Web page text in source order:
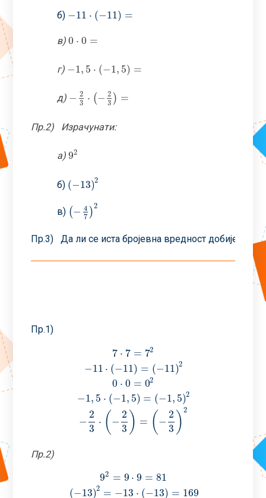
б) −11 ⋅ (−11) =
−11⋅ (−11)=
в)0 ⋅ 0 =
0 ⋅0=
г) −1, 5 ⋅ (−1, 5) =
−1,5 ⋅( − 1,5)=
д) − 2
3
⋅ (− 2
3 ) =
−23 ⋅( −23)=
Пр.2) Израчунати:
а)92
92
б) (−13)2
(−13)2
в) (− 4
7 )2
( −4 7) 2
Пр.3) Да ли се иста бројевна вредност добије за −
−4
Пр.1)
7 ⋅ 7 = 72
−11 ⋅ (−11) = (−11)2
0 ⋅ 0 = 02
−1, 5 ⋅ (−1, 5) = (−1, 5)2
−
2
3
⋅ ( −
2
3 ) = ( −
2
3 ) 2
11 11 − 0 ⋅0
Пр.2)
92 = 9 ⋅ 9 = 81
(−13)2 = −13 ⋅ (−13) = 169